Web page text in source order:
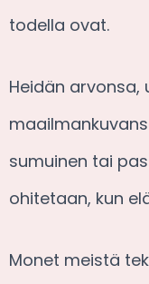
todella ovat.
Heidän arvonsa,
sumuinen tai
ohitetaan, kun
Monet meistä